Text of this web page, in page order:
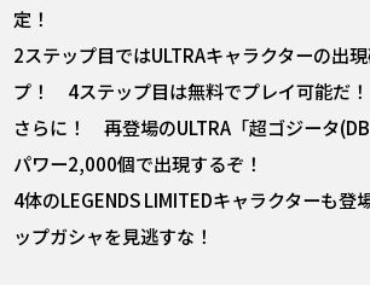
定！
2ステップ目ではULTRAキャラクターの出
プ！ 4ステップ目は無料でプレイ可能だ！
さらに！ 再登場のULTRA「超ゴジータ
パワー2,000個で出現するぞ！
4体のLEGENDS LIMITEDキャラクターも登
ップガシャを見逃すな！